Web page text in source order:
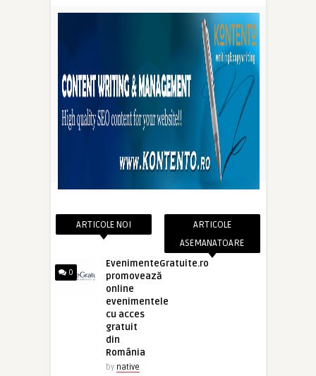
ARTICOLE NOI
0
EvenimenteGratuite.ro
promovează
online
evenimentele
cu acces
gratuit
din
România
by native
ARTICOLE
ASEMANATOARE